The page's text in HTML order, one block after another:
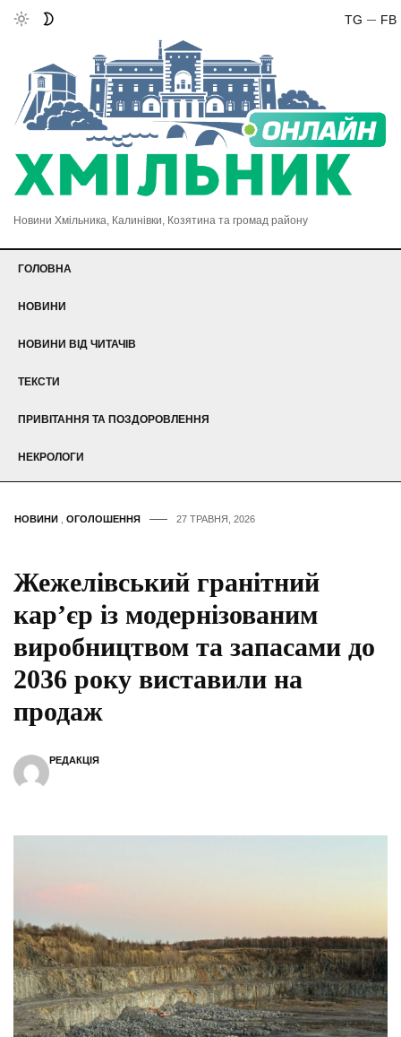
FB
TG
Новини Хмільника, Калинівки, Козятина та громад району
ГОЛОВНА
НОВИНИ
НОВИНИ ВІД ЧИТАЧІВ
ТЕКСТИ
ПРИВІТАННЯ ТА ПОЗДОРОВЛЕННЯ
НЕКРОЛОГИ
НОВИНИ ОГОЛОШЕННЯ 27 ТРАВНЯ, 2026
Жежелівський гранітний
кар’єр із модернізованим
виробництвом та запасами до
2036 року виставили на
продаж
РЕДАКЦІЯ